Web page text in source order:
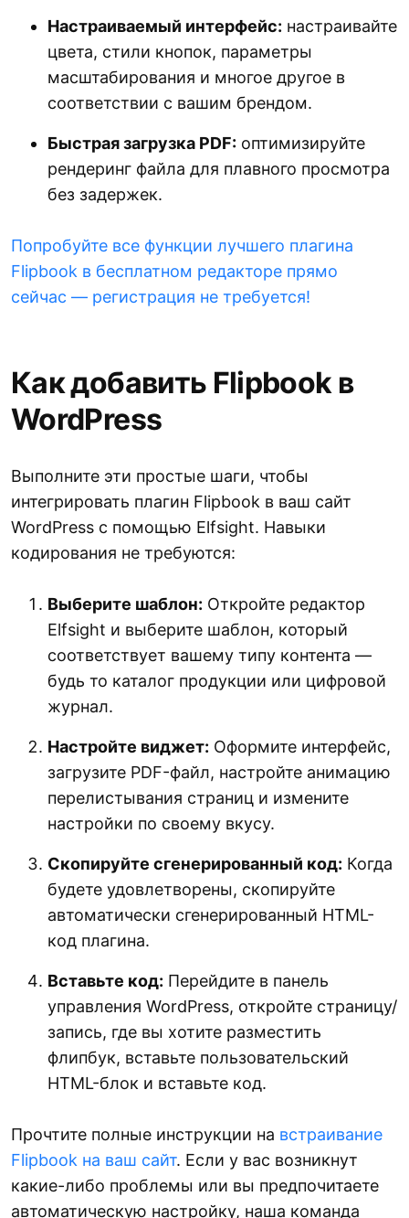
Настраиваемый интерфейс: настраивайте
цвета, стили кнопок, параметры
масштабирования и многое другое в
соответствии с вашим брендом.
Быстрая загрузка PDF: оптимизируйте
рендеринг файла для плавного просмотра
без задержек.
Попробуйте все функции лучшего плагина
Flipbook в бесплатном редакторе прямо
сейчас — регистрация не требуется!
Как добавить Flipbook в
WordPress
Выполните эти простые шаги, чтобы
интегрировать плагин Flipbook в ваш сайт
WordPress с помощью Elfsight. Навыки
кодирования не требуются:
Выберите шаблон: Откройте редактор
Elfsight и выберите шаблон, который
соответствует вашему типу контента —
будь то каталог продукции или цифровой
журнал.
Настройте виджет: Оформите интерфейс,
загрузите PDF-файл, настройте анимацию
перелистывания страниц и измените
настройки по своему вкусу.
Скопируйте сгенерированный код: Когда
будете удовлетворены, скопируйте
автоматически сгенерированный HTML-
код плагина.
Вставьте код: Перейдите в панель
управления WordPress, откройте страницу/
запись, где вы хотите разместить
флипбук, вставьте пользовательский
HTML-блок и вставьте код.
Прочтите полные инструкции на встраивание
Flipbook на ваш сайт. Если у вас возникнут
какие-либо проблемы или вы предпочитаете
автоматическую настройку, наша команда